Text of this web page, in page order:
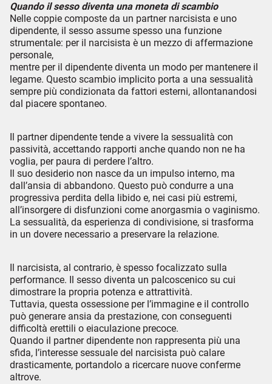
Quando il sesso diventa una moneta di scambio
Nelle coppie composte da un partner narcisista e uno
dipendente, il sesso assume spesso una funzione
strumentale: per il narcisista è un mezzo di affermazione
personale,
mentre per il dipendente diventa un modo per mantenere il
legame. Questo scambio implicito porta a una sessualità
sempre più condizionata da fattori esterni, allontanandosi
dal piacere spontaneo.
Il partner dipendente tende a vivere la sessualità con
passività, accettando rapporti anche quando non ne ha
voglia, per paura di perdere l’altro.
Il suo desiderio non nasce da un impulso interno, ma
dall’ansia di abbandono. Questo può condurre a una
progressiva perdita della libido e, nei casi più estremi,
all’insorgere di disfunzioni come anorgasmia o vaginismo.
La sessualità, da esperienza di condivisione, si trasforma
in un dovere necessario a preservare la relazione.
Il narcisista, al contrario, è spesso focalizzato sulla
performance. Il sesso diventa un palcoscenico su cui
dimostrare la propria potenza e attrattività.
Tuttavia, questa ossessione per l’immagine e il controllo
può generare ansia da prestazione, con conseguenti
difficoltà erettili o eiaculazione precoce.
Quando il partner dipendente non rappresenta più una
sfida, l’interesse sessuale del narcisista può calare
drasticamente, portandolo a ricercare nuove conferme
altrove.